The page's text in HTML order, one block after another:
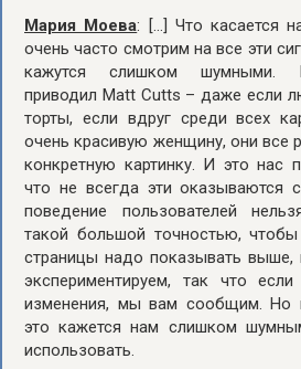
Мария Моева: […] Что касается
очень часто смотрим на все эти
кажутся слишком шумными.
приводил Matt Cutts – даже если
торты, если вдруг среди всех
очень красивую женщину, они все
конкретную картинку. И это нас
что не всегда эти оказываются
поведение пользователей
такой большой точностью,
страницы надо показывать
экспериментируем, так что
изменения, мы вам сообщим. Но
это кажется нам слишком
использовать.